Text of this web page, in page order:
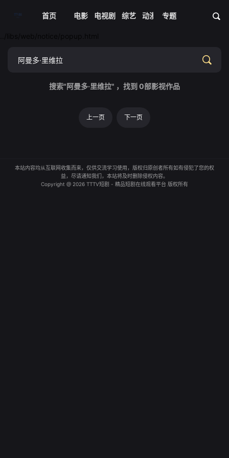
首页 电影 电视剧 综艺 动漫 短剧大全 资
专题
搜索"阿曼多·里维拉" ，找到 0部影视作品
上一页 下一页
本站内容均从互联网收集而来，仅供交流学习使用，版权归原创者所有如有侵犯了您的权
益，尽请通知我们，本站将及时删除侵权内容。
Copyright @ 2026 TTTV短剧 - 精品短剧在线观看平台 版权所有